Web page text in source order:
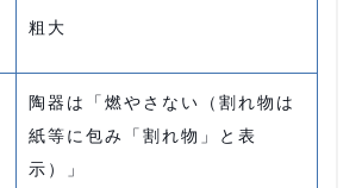
粗大
陶器は「燃やさない（割れ物は
紙等に包み「割れ物」と表
示）」